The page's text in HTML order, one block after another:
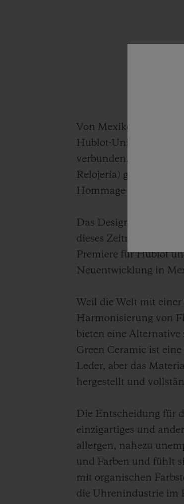
Von Mexiko-Stadt
Hublot-Universum
verbunden. Die neue
Relojería) geschaffen
Hommage an Mexiko
Das Design kommt
dieses Zeitmessers
Premiere für Hublot
Neuentwicklung in
Weil die Welt mit einer
Harmonisierung von
bieten eine
Green Ceramic ist
Leder, aber das
hergestellt und
Die Entscheidung für
einzigartiges und
allergen, nahezu
und Farben und fühlt
mit organischen
die Uhrenindustrie im